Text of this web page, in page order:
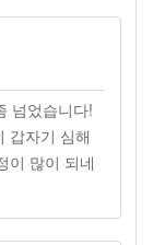
넘었습니다!
갑자기 심해
이 많이 되네